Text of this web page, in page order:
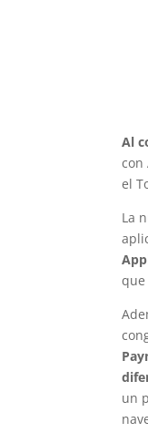
Al
con
el
La
un